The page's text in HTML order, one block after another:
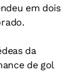
em dois
da
de gol